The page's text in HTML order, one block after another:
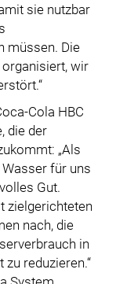
sie nutzbar
müssen. Die
wir
Cola HBC
die der
„Als
für uns
Gut.
zielgerichteten
nach, die
in
reduzieren.“